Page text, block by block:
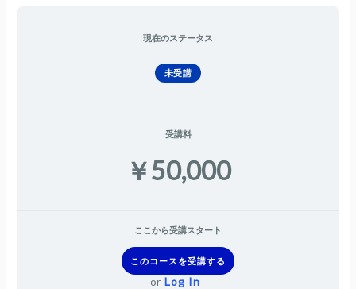
現在のステータス
未受講
受講料
￥50,000
ここから受講スタート
このコースを受講する
or Log In